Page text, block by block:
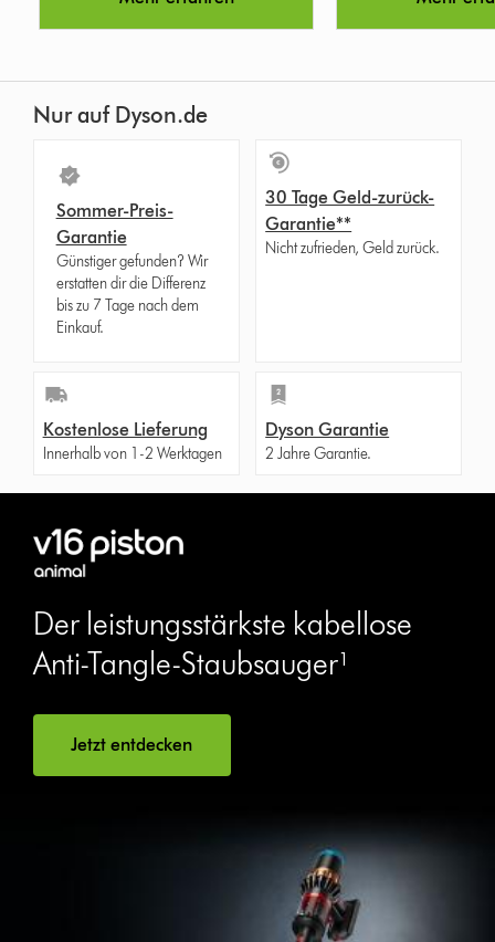
Nur auf Dyson.de
Sommer-Preis-
Garantie
Günstiger gefunden? Wir
erstatten dir die Differenz
bis zu 7 Tage nach dem
Einkauf.
30 Tage Geld-zurück-
Garantie**
Nicht zufrieden, Geld zurück.
Kostenlose Lieferung
Innerhalb von 1-2 Werktagen
Dyson Garantie
2 Jahre Garantie.
Der leistungsstärkste kabellose
Anti-Tangle-Staubsauger¹
Jetzt entdecken